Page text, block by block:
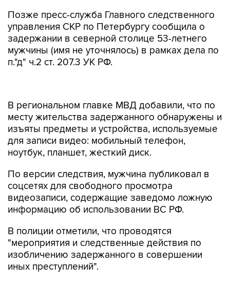
Позже пресс-служба Главного следственного
управления СКР по Петербургу сообщила о
задержании в северной столице 53-летнего
мужчины (имя не уточнялось) в рамках дела по
п."д" ч.2 ст. 207.3 УК РФ.
изъяты предметы и устройства, используемые
для записи видео: мобильный телефон,
ноутбук, планшет, жесткий диск.
По версии следствия, мужчина публиковал в
видеозаписи, содержащие заведомо ложную
информацию об использовании ВС РФ.
В полиции отметили, что проводятся
изобличению задержанного в совершении
иных преступлений".
В 2018 году сообщалось, что Служба